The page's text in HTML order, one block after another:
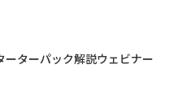
ターパック解説ウェビナー​